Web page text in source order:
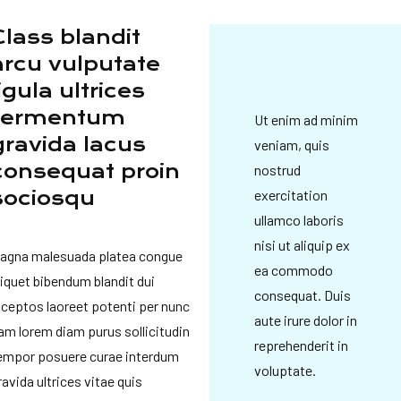
blandit
vulputate
ultrices
lacus
proin
malesuada platea congue
bibendum blandit dui
laoreet potenti per nunc
lorem diam purus sollicitudin
posuere curae interdum
ultrices vitae quis
Ut enim ad minim
veniam, quis
nostrud
exercitation
ullamco laboris
nisi ut aliquip ex
ea commodo
consequat. Duis
aute irure dolor in
reprehenderit in
voluptate.